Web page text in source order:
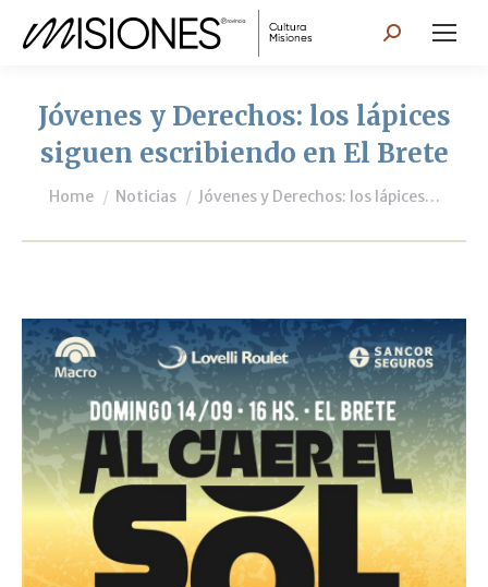
Search:
Jóvenes y Derechos: los lápices
siguen escribiendo en El Brete
You are here:
Home Noticias Jóvenes y Derechos: los lápices…